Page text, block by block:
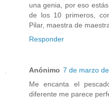
una genia, por eso
de los 10 primeros,
Pilar, maestra de
Responder
Anónimo 7 de marzo
Me encanta el
diferente me parece